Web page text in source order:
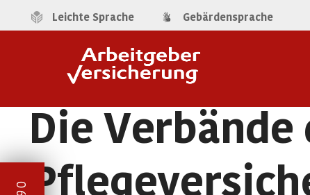
Leichte Sprache Gebärdensprache
Die